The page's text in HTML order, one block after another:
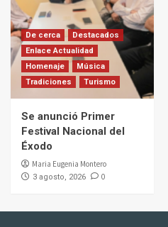
De cerca
Destacados
Enlace Actualidad
Homenaje
Música
Tradiciones
Turismo
Se anunció Primer
Festival Nacional del
Éxodo
Maria Eugenia Montero
3 agosto, 2026 0